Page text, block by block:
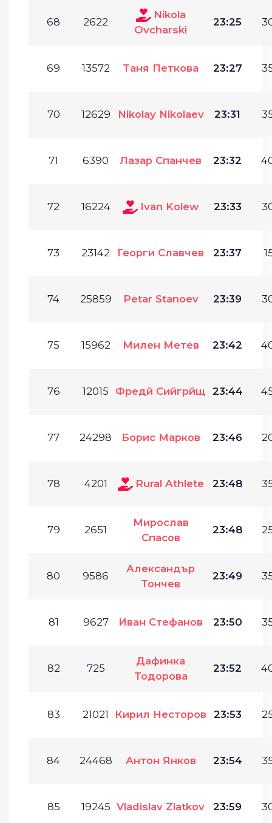
68 2622
Nikola
Ovcharski
23:25
69 13572 Таня Петкова 23:27
70 12629 Nikolay Nikolaev 23:31
71 6390 Лазар Спанчев 23:32
72 16224 Ivan Kolew 23:33
73 23142 Георги Славчев 23:37
74 25859 Petar Stanoev 23:39
75 15962 Милен Метев 23:42
76 12015 Фредй Сийгрйщ 23:44
77 24298 Борис Марков 23:46
78 4201 Rural Athlete 23:48
79 2651
Мирослав
Спасов
23:48
80 9586
Александър
Тончев
23:49
81 9627 Иван Стефанов 23:50
82 725
Дафинка
Тодорова
23:52
83 21021 Кирил Несторов 23:53
84 24468 Антон Янков 23:54
85 19245 Vladislav Zlatkov 23:59